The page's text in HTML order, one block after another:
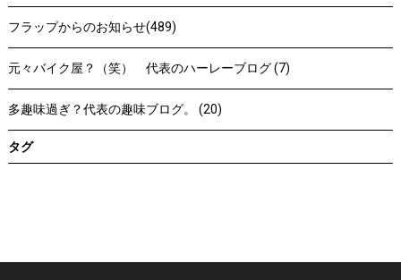
フラップからのお知らせ(489)
元々バイク屋？（笑） 代表のハーレーブログ (7)
多趣味過ぎ？代表の趣味ブログ。 (20)
タグ